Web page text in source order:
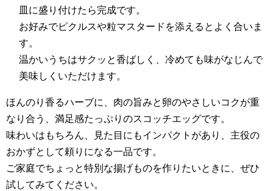
皿に盛り付けたら完成です。
お好みでピクルスや粒マスタードを添えるとよく合いま
す。
温かいうちはサクッと香ばしく、冷めても味がなじんで
美味しくいただけます。
ほんのり香るハーブに、肉の旨みと卵のやさしいコクが重
なり合う、満足感たっぷりのスコッチエッグです。
味わいはもちろん、見た目にもインパクトがあり、主役の
おかずとして頼りになる一品です。
ご家庭でちょっと特別な揚げものを作りたいときに、ぜひ
試してみてください。